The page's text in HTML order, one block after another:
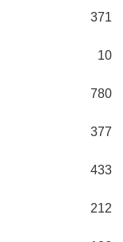
371
10
780
377
433
212